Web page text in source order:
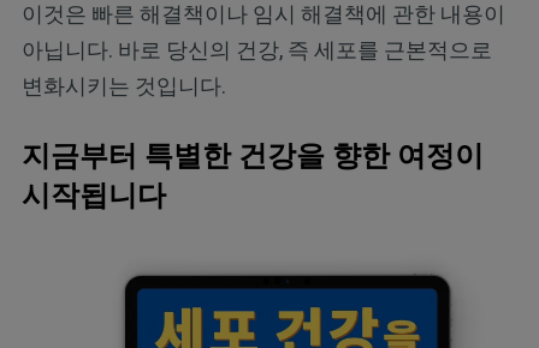
이것은 빠른 해결책이나 임시 해결책에 관한 내용이
아닙니다. 바로 당신의 건강, 즉 세포를 근본적으로
변화시키는 것입니다.
지금부터 특별한 건강을 향한 여정이
시작됩니다